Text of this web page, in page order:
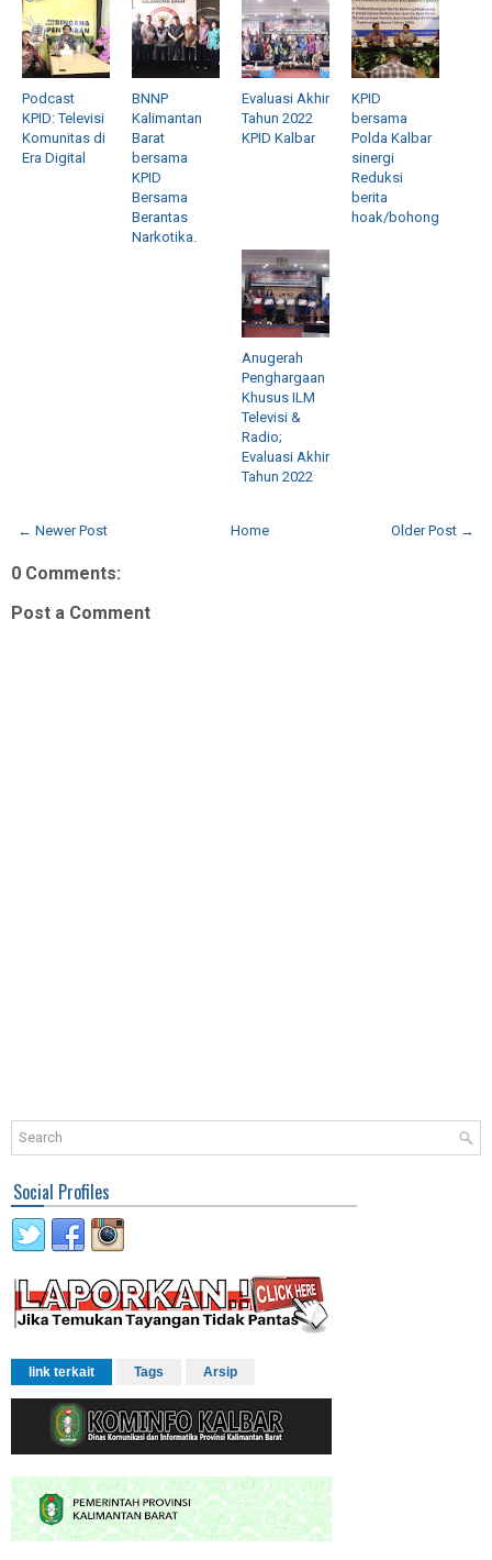
Podcast
KPID: Televisi
Komunitas di
Era Digital
BNNP
Kalimantan
Barat
bersama
KPID
Bersama
Berantas
Narkotika.
Evaluasi Akhir
Tahun 2022
KPID Kalbar
KPID
bersama
Polda Kalbar
sinergi
Reduksi
berita
hoak/bohong
Anugerah
Penghargaan
Khusus ILM
Televisi &
Radio;
Evaluasi Akhir
Tahun 2022
← Newer Post Older Post →
Home
0 Comments:
Post a Comment
Social Profiles
link terkait Tags Arsip